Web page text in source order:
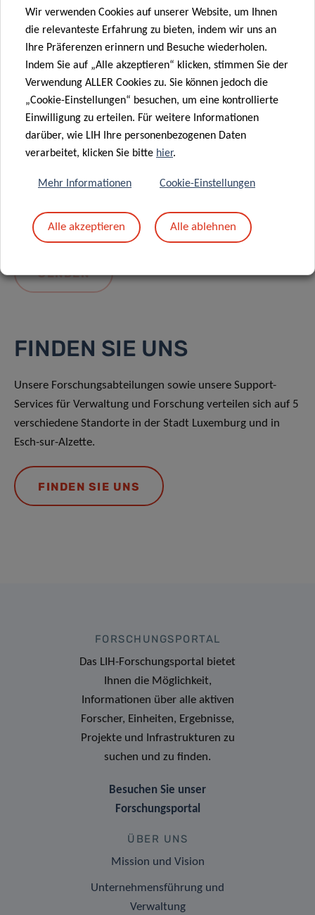
Mit dem Absenden Ihrer Nachricht erklären Sie
Datenschutzrichtlinie.
FINDEN SIE UNS
Unsere Forschungsabteilungen sowie unsere Support-
Services für Verwaltung und Forschung verteilen sich auf 5
verschiedene Standorte in der Stadt Luxemburg und in
Esch-sur-Alzette.
FINDEN SIE UNS
FORSCHUNGSPORTAL
Das LIH-Forschungsportal bietet
Ihnen die Möglichkeit,
Informationen über alle aktiven
Forscher, Einheiten, Ergebnisse,
Projekte und Infrastrukturen zu
suchen und zu finden.
Besuchen Sie unser
Forschungsportal
ÜBER UNS
Mission und Vision
Unternehmensführung und
Verwaltung
Wir verwenden Cookies auf unserer Website, um Ihnen
die relevanteste Erfahrung zu bieten, indem wir uns an
Ihre Präferenzen erinnern und Besuche wiederholen.
Indem Sie auf „Alle akzeptieren“ klicken, stimmen Sie der
Verwendung ALLER Cookies zu. Sie können jedoch die
„Cookie-Einstellungen“ besuchen, um eine kontrollierte
Einwilligung zu erteilen. Für weitere Informationen
darüber, wie LIH Ihre personenbezogenen Daten
verarbeitet, klicken Sie bitte hier.
Mehr Informationen Cookie-Einstellungen
Alle akzeptieren Alle ablehnen